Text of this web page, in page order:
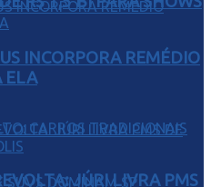
INCORPORA REMÉDIO
ELA
JÚRI LIVRA PMS